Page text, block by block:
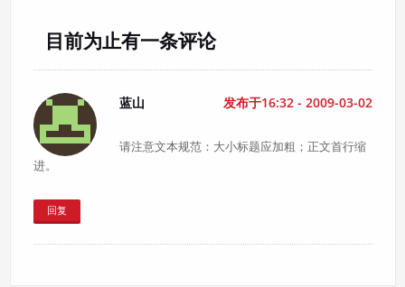
目前为止有一条评论
蓝山 发布于16:32 - 2009-03-02
请注意文本规范：大小标题应加粗；正文首行缩
进。
回复